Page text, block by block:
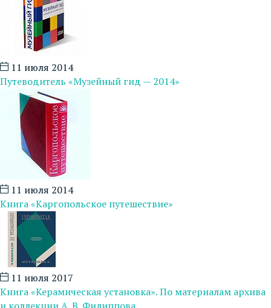
11 июля 2014
Путеводитель «Музейный гид — 2014»
11 июля 2014
Книга «Каргопольское путешествие»
11 июля 2017
Книга «Керамическая установка». По материалам архива